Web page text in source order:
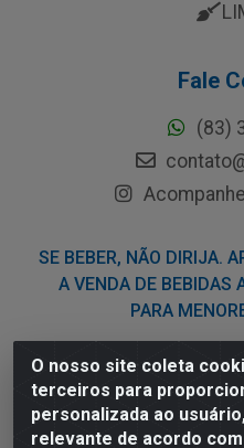
O nosso site coleta
terceiros para
personalizada ao
relevante de acordo
Fale
(83)
SE BEBER, NÃO DIRIJA.
A VENDA DE BEBIDAS
PARA
Nordil Distribuidora -
Sesi - Bayeux/PB -